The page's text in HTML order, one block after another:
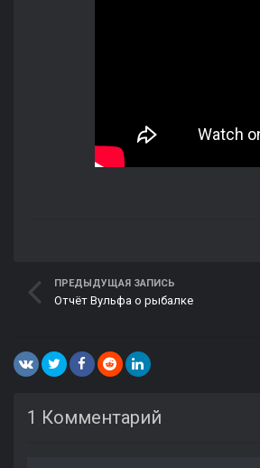
ПРЕДЫДУЩАЯ ЗАПИСЬ
Отчёт Вульфа о рыбалке
1 Комментарий